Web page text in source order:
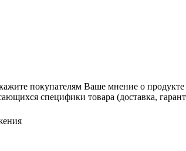
покупателям Ваше мнение о продукте
специфики товара (доставка,